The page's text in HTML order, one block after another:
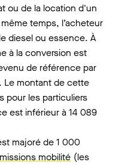
ou de la location d'un
temps, l’acheteur
diesel ou essence. À
à la conversion est
de référence par
Le montant de cette
pour les particuliers
est inférieur à 14 089
majoré de 1 000
mobilité (les